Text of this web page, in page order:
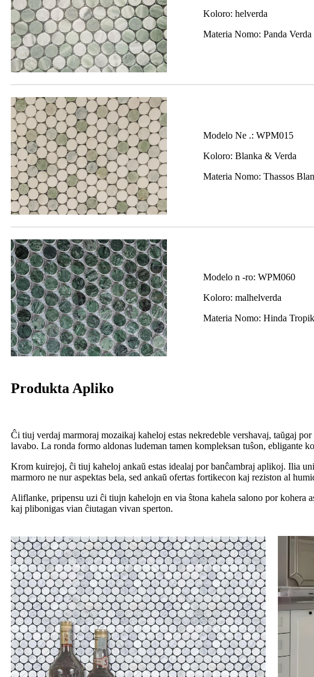
Koloro: helverda
Materia Nomo: Panda
Modelo Ne .: WPM015
Koloro: Blanka & Verda
Materia Nomo: Thassos
Modelo n -ro: WPM060
Koloro: malhelverda
Materia Nomo: Hinda
Produkta Apliko
Ĉi tiuj verdaj marmoraj mozaikaj kaheloj estas nekredeble vershavaj, taŭgaj
lavabo. La ronda formo aldonas ludeman tamen kompleksan tuŝon, ebligante
Krom kuirejoj, ĉi tiuj kaheloj ankaŭ estas idealaj por banĉambraj aplikoj. Ilia
marmoro ne nur aspektas bela, sed ankaŭ ofertas fortikecon kaj reziston al
Aliflanke, pripensu uzi ĉi tiujn kahelojn en via ŝtona kahela salono por kohera
kaj plibonigas vian ĉiutagan vivan sperton.